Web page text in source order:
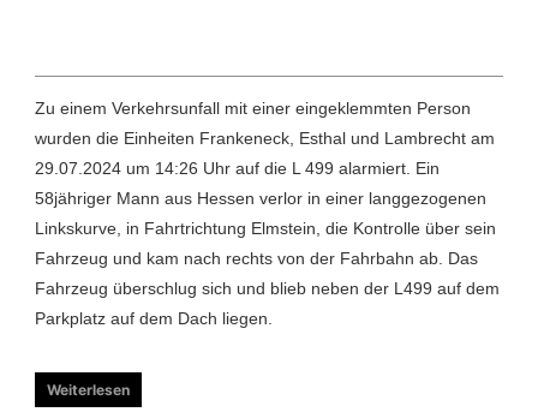
Zu einem Verkehrsunfall mit einer eingeklemmten Person
wurden die Einheiten Frankeneck, Esthal und Lambrecht am
29.07.2024 um 14:26 Uhr auf die L 499 alarmiert. Ein
58jähriger Mann aus Hessen verlor in einer langgezogenen
Linkskurve, in Fahrtrichtung Elmstein, die Kontrolle über sein
Fahrzeug und kam nach rechts von der Fahrbahn ab. Das
Fahrzeug überschlug sich und blieb neben der L499 auf dem
Parkplatz auf dem Dach liegen.
Weiterlesen